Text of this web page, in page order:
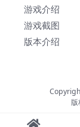
游戏介绍
游戏截图
版本介绍